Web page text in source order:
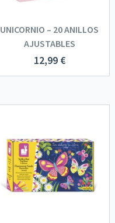
UNICORNIO – 20 ANILLOS
AJUSTABLES
12,99 €